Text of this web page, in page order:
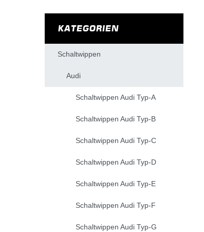
KATEGORIEN
Schaltwippen
Audi
Schaltwippen Audi Typ-A
Schaltwippen Audi Typ-B
Schaltwippen Audi Typ-C
Schaltwippen Audi Typ-D
Schaltwippen Audi Typ-E
Schaltwippen Audi Typ-F
Schaltwippen Audi Typ-G